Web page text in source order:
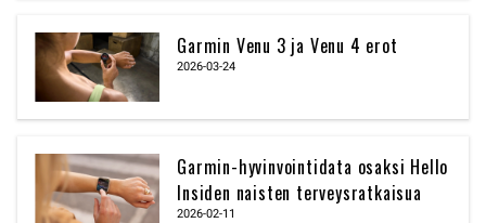
Garmin Venu 3 ja Venu 4 erot
2026-03-24
Garmin-hyvinvointidata osaksi Hello
Insiden naisten terveysratkaisua
2026-02-11